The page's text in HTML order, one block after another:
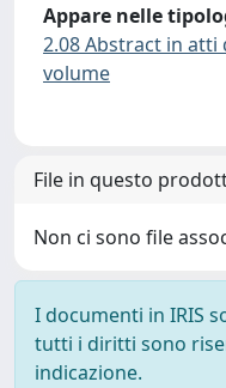
Appare nelle
2.08 Abstract in
volume
File in questo
Non ci sono file
I documenti in IRIS
tutti i diritti sono
indicazione.